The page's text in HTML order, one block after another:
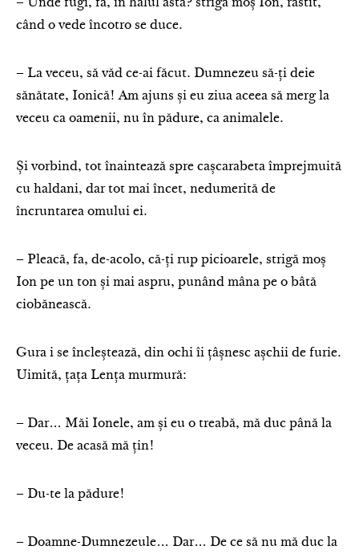
– Unde fugi, fa, în halul ăsta? strigă moș Ion, răstit,
când o vede încotro se duce.
– La veceu, să văd ce-ai făcut. Dumnezeu să-ți deie
sănătate, Ionică! Am ajuns și eu ziua aceea să merg la
veceu ca oamenii, nu în pădure, ca animalele.
Și vorbind, tot înaintează spre cașcarabeta împrejmuită
cu haldani, dar tot mai încet, nedumerită de
încruntarea omului ei.
– Pleacă, fa, de-acolo, că-ți rup picioarele, strigă moș
Ion pe un ton și mai aspru, punând mâna pe o bâtă
ciobănească.
Gura i se încleștează, din ochi îi țâșnesc așchii de furie.
Uimită, țața Lența murmură:
– Dar… Măi Ionele, am și eu o treabă, mă duc până la
veceu. De acasă mă țin!
– Du-te la pădure!
– Doamne-Dumnezeule… Dar… De ce să nu mă duc la